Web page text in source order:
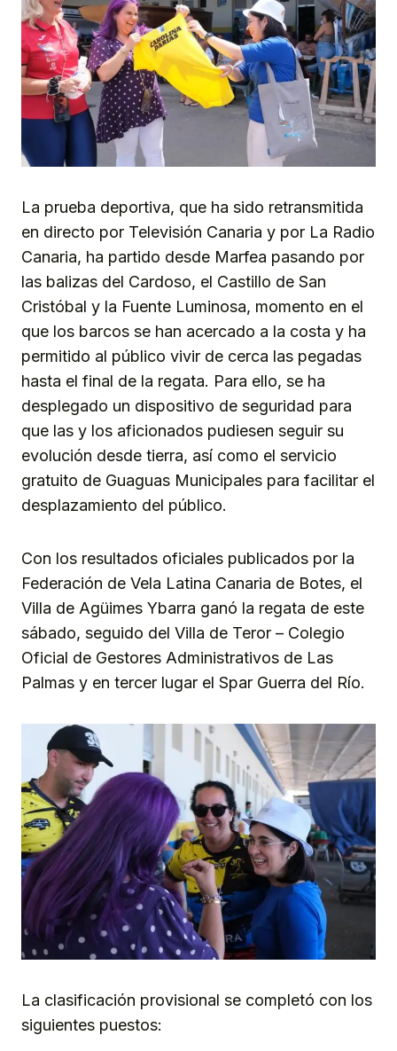
La prueba deportiva, que ha sido retransmitida
en directo por Televisión Canaria y por La Radio
Canaria, ha partido desde Marfea pasando por
las balizas del Cardoso, el Castillo de San
Cristóbal y la Fuente Luminosa, momento en el
que los barcos se han acercado a la costa y ha
permitido al público vivir de cerca las pegadas
hasta el final de la regata. Para ello, se ha
desplegado un dispositivo de seguridad para
que las y los aficionados pudiesen seguir su
evolución desde tierra, así como el servicio
gratuito de Guaguas Municipales para facilitar el
desplazamiento del público.
Con los resultados oficiales publicados por la
Federación de Vela Latina Canaria de Botes, el
Villa de Agüimes Ybarra ganó la regata de este
sábado, seguido del Villa de Teror – Colegio
Oficial de Gestores Administrativos de Las
Palmas y en tercer lugar el Spar Guerra del Río.
La clasificación provisional se completó con los
siguientes puestos: